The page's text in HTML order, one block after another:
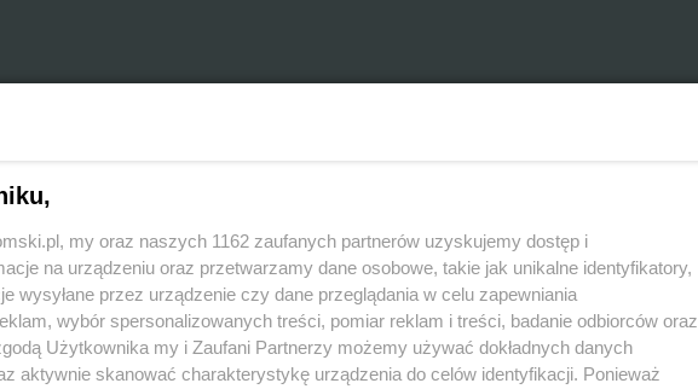
my oraz naszych 1162 zaufanych partnerów uzyskujemy dostęp i
na urządzeniu oraz przetwarzamy dane osobowe, takie jak unikalne identyfikatory,
wysyłane przez urządzenie czy dane przeglądania w celu zapewniania
wybór spersonalizowanych treści, pomiar reklam i treści, badanie odbiorców oraz
Użytkownika my i Zaufani Partnerzy możemy używać dokładnych danych
aktywnie skanować charakterystykę urządzenia do celów identyfikacji. Ponieważ